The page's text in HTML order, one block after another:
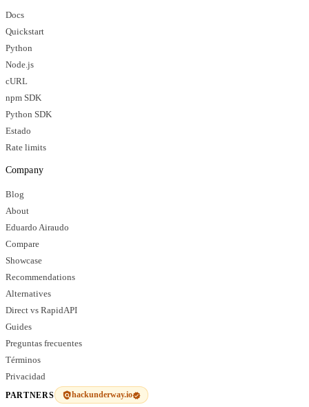
Docs
Quickstart
Python
Node.js
cURL
npm SDK
Python SDK
Estado
Rate limits
Company
Blog
About
Eduardo Airaudo
Compare
Showcase
Recommendations
Alternatives
Direct vs RapidAPI
Guides
Preguntas frecuentes
Términos
Privacidad
PARTNERS hackunderway.io